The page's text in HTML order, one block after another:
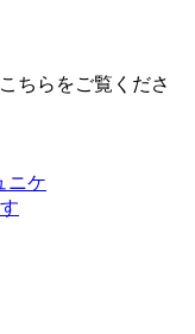
ちらをご覧くださ
ニケ